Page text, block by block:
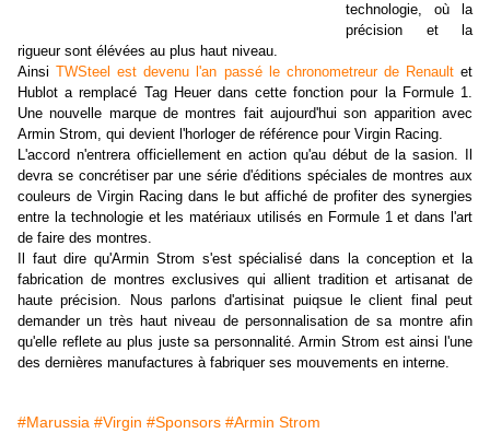
technologie, où la
précision et la
rigueur sont élévées au plus haut niveau.
AinsiTWSteel est devenu l'an passé le chronometreur de Renaultet
Hublot a remplacé Tag Heuer dans cette fonction pour la Formule 1.
Une nouvelle marque de montres fait aujourd'hui son apparition avec
Armin Strom, qui devient l'horloger de référence pour Virgin Racing.
L'accord n'entrera officiellement en action qu'au début de la sasion. Il
devra se concrétiser par une série d'éditions spéciales de montres aux
couleurs de Virgin Racing dans le but affiché de profiter des synergies
entre la technologie et les matériaux utilisés en Formule 1 et dans l'art
de faire des montres.
Il faut dire qu'Armin Strom s'est spécialisé dans la conception et la
fabrication de montres exclusives qui allient tradition et artisanat de
haute précision. Nous parlons d'artisinat puiqsue le client final peut
demander un très haut niveau de personnalisation de sa montre afin
qu'elle reflete au plus juste sa personnalité. Armin Strom est ainsi l'une
des dernières manufactures à fabriquer ses mouvements en interne.
#Marussia #Virgin #Sponsors #Armin Strom